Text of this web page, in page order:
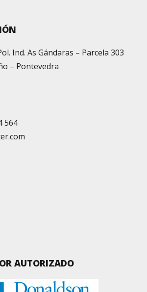
Ind. As Gándaras – Parcela 303
– Pontevedra
564
AUTORIZADO